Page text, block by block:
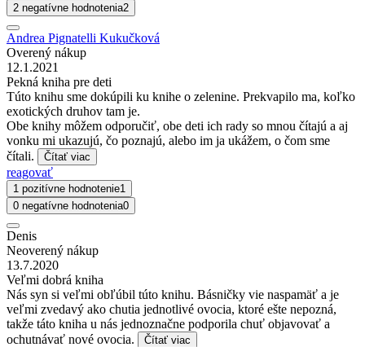
2 negatívne hodnotenia2
Andrea Pignatelli Kukučková
Overený nákup
12.1.2021
Pekná kniha pre deti
Túto knihu sme dokúpili ku knihe o zelenine. Prekvapilo ma, koľko
exotických druhov tam je.
Obe knihy môžem odporučiť, obe deti ich rady so mnou čítajú a aj
vonku mi ukazujú, čo poznajú, alebo im ja ukážem, o čom sme
čítali.
Čítať viac
reagovať
1 pozitívne hodnotenie1
0 negatívne hodnotenia0
Denis
Neoverený nákup
13.7.2020
Veľmi dobrá kniha
Nás syn si veľmi obľúbil túto knihu. Básničky vie naspamäť a je
veľmi zvedavý ako chutia jednotlivé ovocia, ktoré ešte nepozná,
takže táto kniha u nás jednoznačne podporila chuť objavovať a
ochutnávať nové ovocia.
Čítať viac